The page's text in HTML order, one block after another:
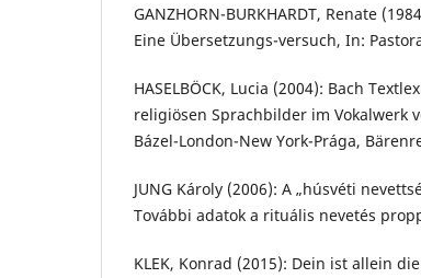
GANZHORN-BURKHARDT, Renate
Eine Übersetzungs-versuch, In:
HASELBÖCK, Lucia (2004): Bach
religiösen Sprachbilder im Vokalwerk
Bázel-London-New York-Prága,
JUNG Károly (2006): A „húsvéti
További adatok a rituális nevetés
KLEK, Konrad (2015): Dein ist allein